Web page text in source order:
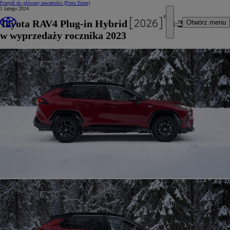
Przejdź do głównej zawartości (Press Enter)
Otwórz menu
1 lutego 2024
Toyota RAV4 Plug-in Hybrid już od 223 200 zł
w wyprzedaży rocznika 2023